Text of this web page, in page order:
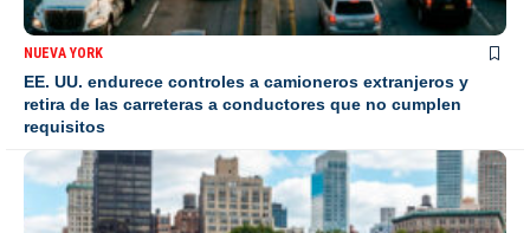
NUEVA YORK
EE. UU. endurece controles a camioneros extranjeros y
retira de las carreteras a conductores que no cumplen
requisitos